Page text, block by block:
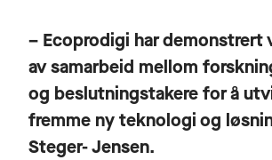
– Ecoprodigi har
av samarbeid mellom
og beslutningstakere for å
fremme ny teknologi og
Steger- Jensen.